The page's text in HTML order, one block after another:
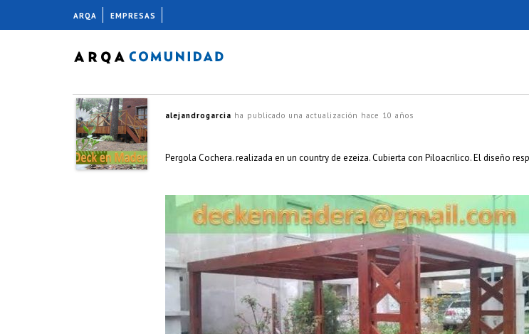
alejandrogarcia ha publicado una actualización hace 10 años
Pergola Cochera. realizada en un country de ezeiza. Cubierta con Piloacrilico. El diseño
ARQA EMPRESAS